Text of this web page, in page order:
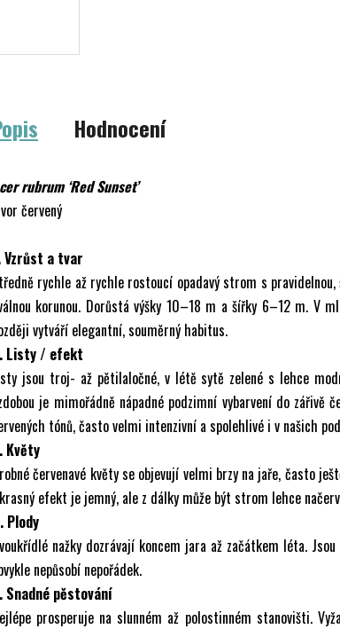
Hodnocení
rubrum ‘Red Sunset’
červený
Vzrůst a tvar
rychle až rychle rostoucí opadavý strom s
korunou. Dorůstá výšky 10–18 m a šířky 6–12 m. V
vytváří elegantní, souměrný habitus.
Listy / efekt
jsou troj- až pětilaločné, v létě sytě zelené s lehce
je mimořádně nápadné podzimní vybarvení do zářivě
tónů, často velmi intenzivní a spolehlivé i v našich
Květy
červenavé květy se objevují velmi brzy na jaře, často
efekt je jemný, ale z dálky může být strom lehce
Plody
nažky dozrávají koncem jara až začátkem léta. Jsou
nepůsobí nepořádek.
Snadné pěstování
prosperuje na slunném až polostinném stanovišti.